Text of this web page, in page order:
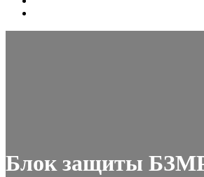
Блок защиты